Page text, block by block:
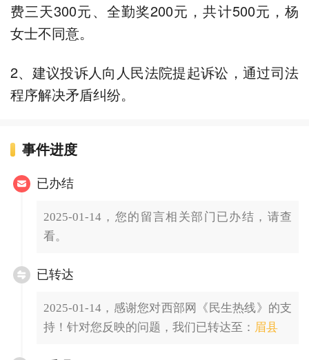
费三天300元、全勤奖200元，共计500元，杨
女士不同意。
2、建议投诉人向人民法院提起诉讼，通过司法
程序解决矛盾纠纷。
事件进度
已办结
2025-01-14，您的留言相关部门已办结，请查
看。
已转达
2025-01-14，感谢您对西部网《民生热线》的支
持！针对您反映的问题，我们已转达至： 眉县